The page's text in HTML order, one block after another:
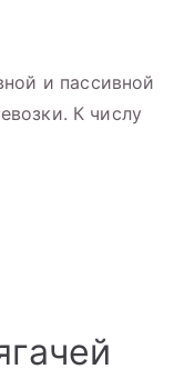
и пассивной
К числу